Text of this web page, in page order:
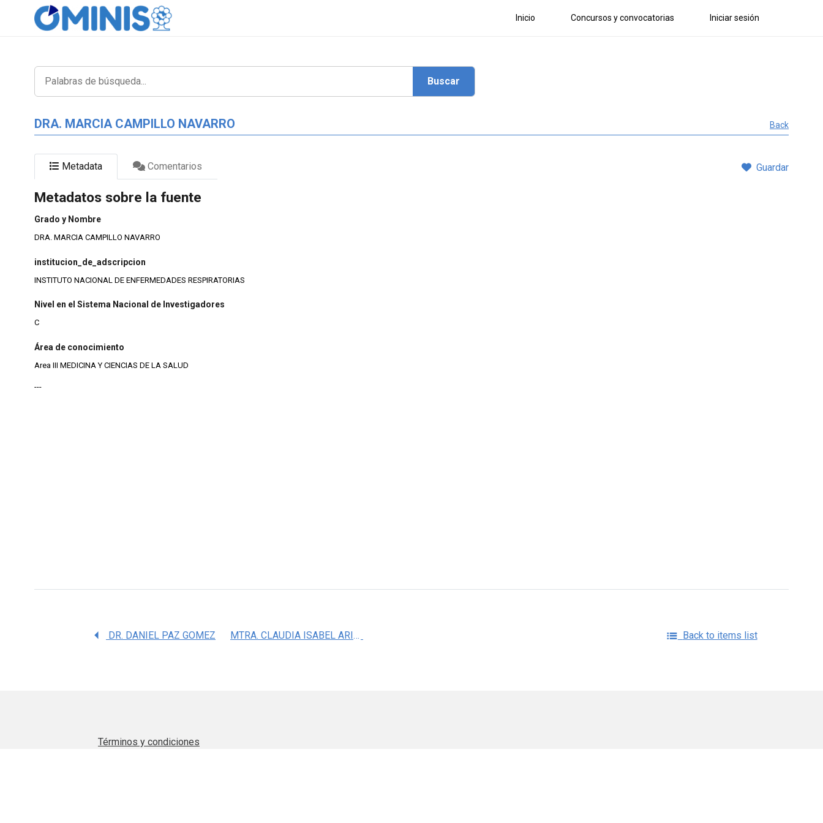
Inicio Concursos y convocatorias Iniciar sesión
DRA. MARCIA CAMPILLO NAVARRO Back
Metadata Comentarios Guardar
Metadatos sobre la fuente
Grado y Nombre
DRA. MARCIA CAMPILLO NAVARRO
institucion_de_adscripcion
INSTITUTO NACIONAL DE ENFERMEDADES RESPIRATORIAS
Nivel en el Sistema Nacional de Investigadores
C
Área de conocimiento
Area III MEDICINA Y CIENCIAS DE LA SALUD
---
DR. DANIEL PAZ GOMEZ MTRA. CLAUDIA ISABEL ARIADNA VARGAS DOMINGUEZ Back to items list
Términos y condiciones